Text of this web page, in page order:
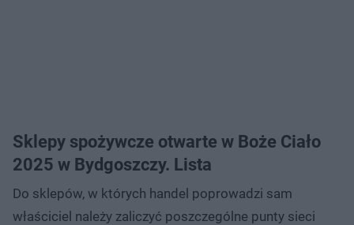
Sklepy spożywcze otwarte w Boże Ciało
2025 w Bydgoszczy. Lista
Do sklepów, w których handel poprowadzi sam
właściciel należy zaliczyć poszczególne punty sieci